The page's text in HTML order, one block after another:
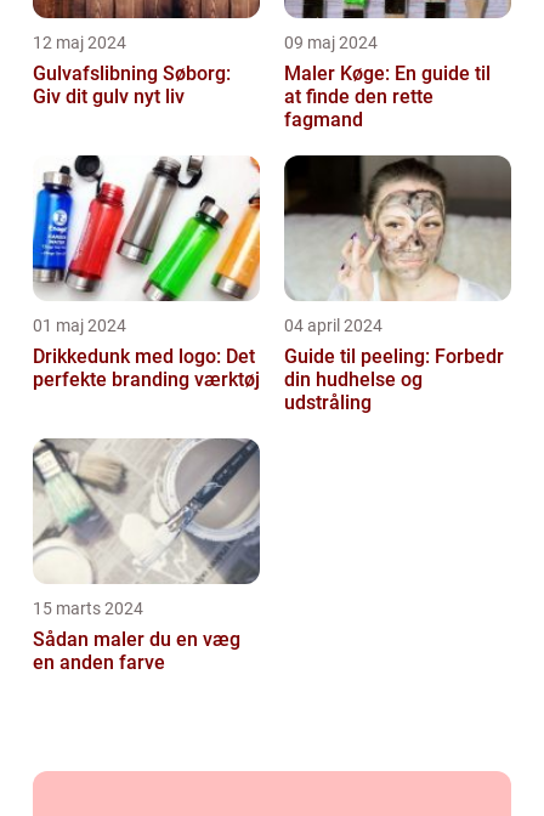
12 maj 2024
Gulvafslibning Søborg:
Giv dit gulv nyt liv
09 maj 2024
Maler Køge: En guide til
at finde den rette
fagmand
01 maj 2024
Drikkedunk med logo: Det
perfekte branding værktøj
04 april 2024
Guide til peeling: Forbedr
din hudhelse og
udstråling
15 marts 2024
Sådan maler du en væg
en anden farve